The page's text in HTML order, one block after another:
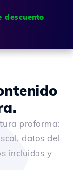
descuento
proforma:
datos del
incluidos y